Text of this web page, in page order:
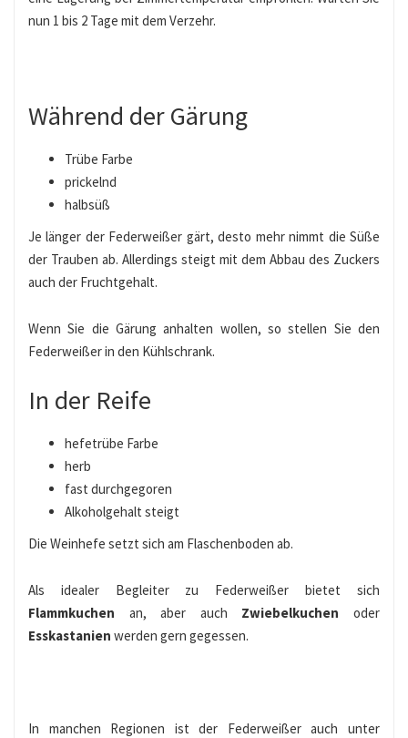
nun 1 bis 2 Tage mit dem Verzehr.
Während der Gärung
Trübe Farbe
prickelnd
halbsüß
Je länger der Federweißer gärt, desto mehr nimmt die Süße
der Trauben ab. Allerdings steigt mit dem Abbau des Zuckers
auch der Fruchtgehalt.
Wenn Sie die Gärung anhalten wollen, so stellen Sie den
Federweißer in den Kühlschrank.
In der Reife
hefetrübe Farbe
herb
fast durchgegoren
Alkoholgehalt steigt
Die Weinhefe setzt sich am Flaschenboden ab.
Als idealer Begleiter zu Federweißer bietet sich
Flammkuchen an, aber auch Zwiebelkuchen oder
Esskastanien werden gern gegessen.
In manchen Regionen ist der Federweißer auch unter